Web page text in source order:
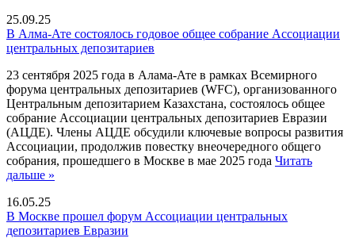
25.09.25
В Алма-Ате состоялось годовое общее собрание Ассоциации
центральных депозитариев
23 сентября 2025 года в Алама-Ате в рамках Всемирного
форума центральных депозитариев (WFC), организованного
Центральным депозитарием Казахстана, состоялось общее
собрание Ассоциации центральных депозитариев Евразии
(АЦДЕ). Члены АЦДЕ обсудили ключевые вопросы развития
Ассоциации, продолжив повестку внеочередного общего
собрания, прошедшего в Москве в мае 2025 года Читать
дальше »
16.05.25
В Москве прошел форум Ассоциации центральных
депозитариев Евразии